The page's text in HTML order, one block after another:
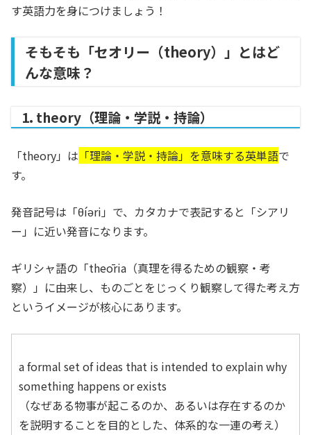
す英語力を身につけましょう！
そもそも「セオリー（theory）」とはど
んな意味？
1. theory（理論・学説・持論）
「theory」は 「理論・学説・持論」を意味する英単語で
す。
発音記号は「θíəri」で、カタカナで表記すると「シアリ
ー」に近い発音になります。
ギリシャ語の「theōria（真理を得るための観察・考
察）」に由来し、ものごとをじっくり観察して得た考え方
というイメージが核心にあります。
a formal set of ideas that is intended to explain why
something happens or exists
（なぜある物事が起こるのか、あるいは存在するのか
を説明することを目的とした、体系的な一連の考え）